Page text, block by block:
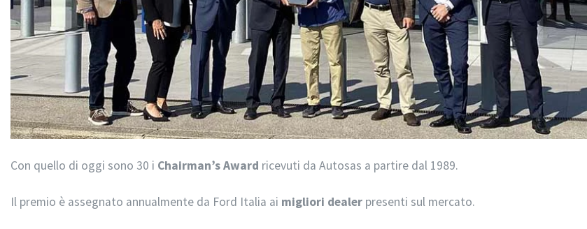
Con quello di oggi sono 30 i Chairman’s Award ricevuti da Autosas a partire dal 1989.
Il premio è assegnato annualmente da Ford Italia ai migliori dealer presenti sul mercato.